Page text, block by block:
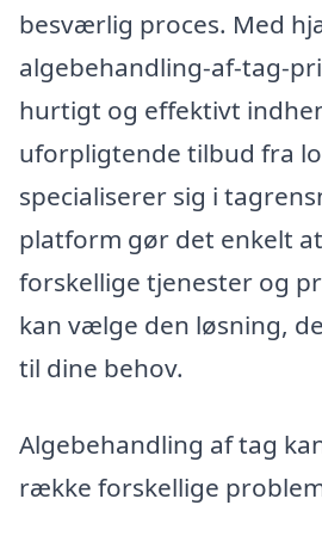
besværlig proces. Med
algebehandling-af-tag-
hurtigt og effektivt
uforpligtende tilbud fra
specialiserer sig i
platform gør det enkelt
forskellige tjenester og
kan vælge den løsning,
til dine behov.
Algebehandling af tag
række forskellige